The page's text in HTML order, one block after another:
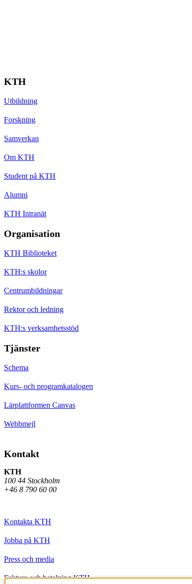
KTH
Utbildning
Forskning
Samverkan
Om KTH
Student på KTH
Alumni
KTH Intranät
Organisation
KTH Biblioteket
KTH:s skolor
Centrumbildningar
Rektor och ledning
KTH:s verksamhetsstöd
Tjänster
Schema
Kurs- och programkatalogen
Lärplattformen Canvas
Webbmejl
Kontakt
KTH
100 44 Stockholm
+46 8 790 60 00
Kontakta KTH
Jobba på KTH
Press och media
Faktura och betalning KTH